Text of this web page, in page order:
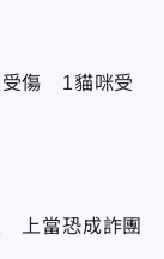
受傷 1貓咪受
上當恐成詐團